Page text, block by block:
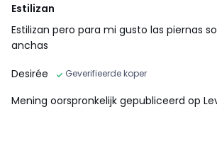
Estilizan
Estilizan pero para mi gusto las piernas
anchas
Desirée
Geverifieerde koper
Mening oorspronkelijk gepubliceerd op